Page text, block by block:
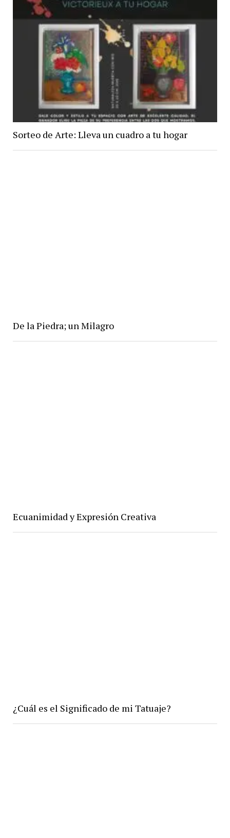
Sorteo de Arte: Lleva un cuadro a tu hogar
De la Piedra; un Milagro
Ecuanimidad y Expresión Creativa
¿Cuál es el Significado de mi Tatuaje?